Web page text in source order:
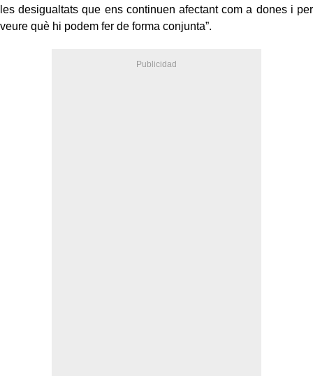
les desigualtats que ens continuen afectant com a dones i per
veure què hi podem fer de forma conjunta”.